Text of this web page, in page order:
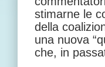
stimarne le
della
una nuova
che, in